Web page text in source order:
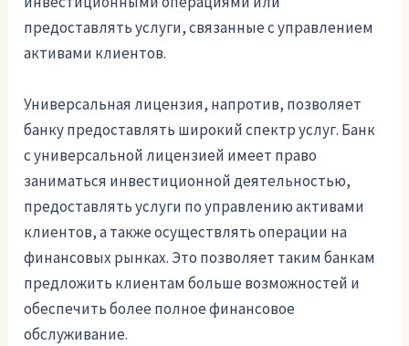
предоставлять услуги, связанные с управлением
активами клиентов.
Универсальная лицензия, напротив, позволяет
банку предоставлять широкий спектр услуг. Банк
с универсальной лицензией имеет право
заниматься инвестиционной деятельностью,
предоставлять услуги по управлению активами
клиентов, а также осуществлять операции на
финансовых рынках. Это позволяет таким банкам
предложить клиентам больше возможностей и
обеспечить более полное финансовое
обслуживание.